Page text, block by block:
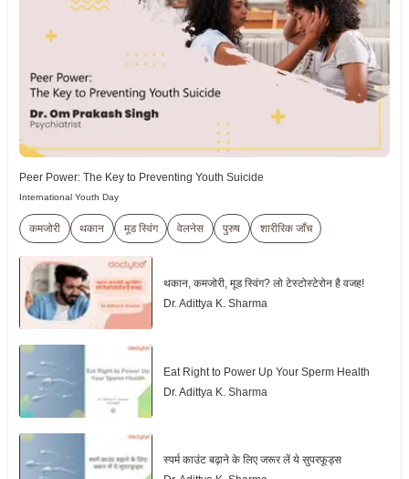
Peer Power: The Key to Preventing Youth Suicide
International Youth Day
कमजोरी थकान मूड स्विंग वेलनेस पुरुष शारीरिक जाँच
थकान, कमजोरी, मूड स्विंग? लो टेस्टोस्टेरोन है वजह!
Dr. Adittya K. Sharma
Eat Right to Power Up Your Sperm Health
Dr. Adittya K. Sharma
स्पर्म काउंट बढ़ाने के लिए जरूर लें ये सुपरफूड्स